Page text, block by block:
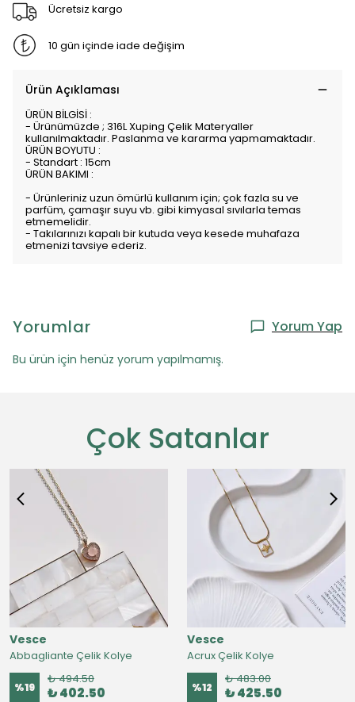
Ücretsiz kargo
10 gün içinde iade değişim
Ürün Açıklaması
ÜRÜN BİLGİSİ :
- Ürünümüzde ; 316L Xuping Çelik Materyaller
kullanılmaktadır. Paslanma ve kararma yapmamaktadır.
ÜRÜN BOYUTU :
- Standart : 15cm
ÜRÜN BAKIMI :
- Ürünleriniz uzun ömürlü kullanım için; çok fazla su ve
parfüm, çamaşır suyu vb. gibi kimyasal sıvılarla temas
etmemelidir.
- Takılarınızı kapalı bir kutuda veya kesede muhafaza
etmenizi tavsiye ederiz.
Yorumlar Yorum Yap
Bu ürün için henüz yorum yapılmamış.
Çok Satanlar
Vesce
Abbagliante Çelik Kolye
%19
₺ 494.50
₺ 402.50
Vesce
Acrux Çelik Kolye
%12
₺ 483.00
₺ 425.50